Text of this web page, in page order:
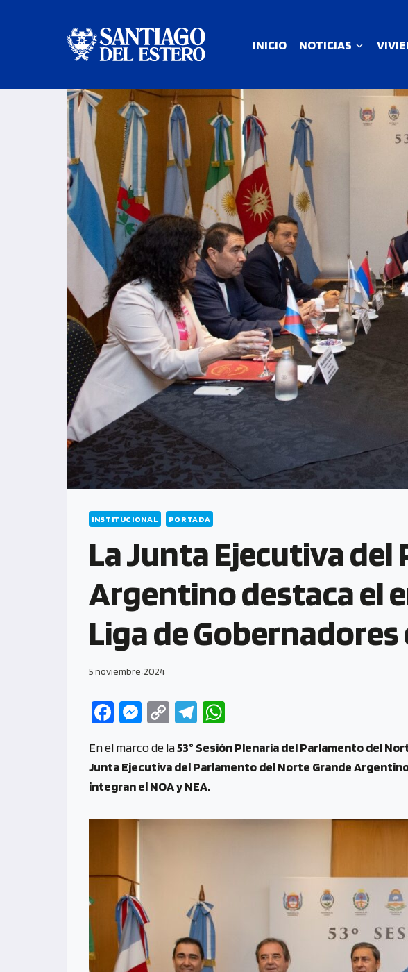
INICIO NOTICIAS
INSTITUCIONAL PORTADA
La Junta Ejecutiva
Argentino destaca el
Liga de
5 noviembre, 2024
Fa
b
o
o
k
M
se
n
er
C
py
Li
n
k
Te
gr
a
at
s
p
En el marco de la53° Sesión Plenaria del Parlamento del
Junta Ejecutiva del Parlamento del Norte Grande
integran el NOA y NEA.